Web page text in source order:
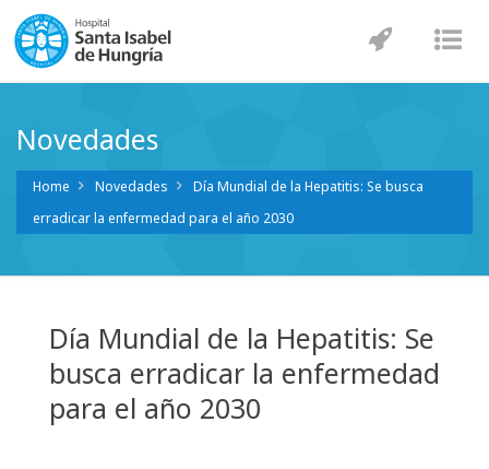
Novedades
Home Novedades
Día Mundial de la Hepatitis: Se busca
erradicar la enfermedad para el año 2030
Día Mundial de la Hepatitis: Se
busca erradicar la enfermedad
para el año 2030